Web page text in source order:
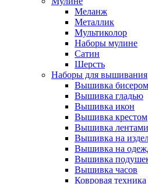
Меланж
Металлик
Мультиколор
Наборы мулине
Сатин
Шерсть
Наборы для вышивания
Вышивка бисером
Вышивка гладью
Вышивка икон
Вышивка крестом
Вышивка лентами
Вышивка на
Вышивка на
Вышивка
Вышивка часов
Ковровая техника